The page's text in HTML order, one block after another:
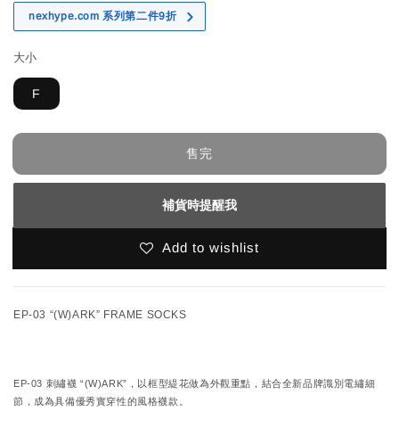
nexhype.com 系列第二件9折
大小
F
售完
補貨時提醒我
Add to wishlist
EP-03 “(W)ARK” FRAME SOCKS
EP-03 刺繡襪 “(W)ARK”，以框型緹花做為外觀重點，結合全新品牌識別電繡細
節，成為具備優秀實穿性的風格襪款。